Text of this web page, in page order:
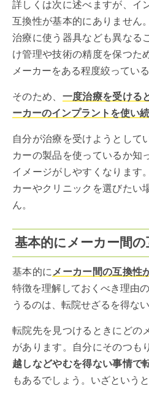
詳しくは次に述べますが、イ
互換性が基本的にありません
治療に使う器具なども異なる
け管理や技術の精度を保つた
メーカーをある程度絞っている
そのため、 一度治療を受ける
ーカーのインプラントを使い
自分が治療を受けようとして
カーの製品を使っているか知
イメージがしやすくなります
カーやクリニックを選びたい
ん。
基本的にメーカー間
基本的に メーカー間の互換性
特徴を理解しておくべき理由
うるのは、転院せざるを得ない
転院先を見つけるときにどの
があります。自分にそのつも
越しなどやむを得ない事情で
もあるでしょう。いざという